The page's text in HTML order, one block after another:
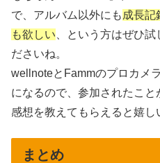
で、アルバム以外にも 成長記
も欲しい 、という方はぜひ
ださいね。
wellnoteとFammのプロカメ
になるので、参加されたこと
感想を教えてもらえると嬉し
まとめ